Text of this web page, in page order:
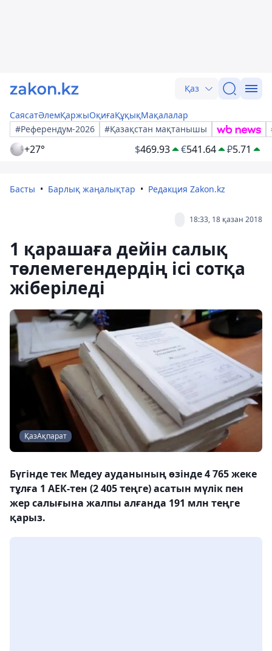
Қаз
СаясатӘлемҚаржыОқиғаҚұқықМақалалар
#Референдум-2026
#Қазақстан мақтанышы
+27° $469.93 €541.64 ₽5.71
Басты Барлық жаңалықтар Редакция Zakon.kz
18:33, 18 қазан 2018
1 қарашаға дейін салық
төлемегендердің ісі сотқа
жіберіледі
ҚазАқпарат
Бүгінде тек Медеу ауданының өзінде 4 765 жеке
тұлға 1 АЕК-тен (2 405 теңге) асатын мүлік пен
жер салығына жалпы алғанда 191 млн теңге
қарыз.